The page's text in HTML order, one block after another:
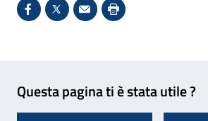
Condividi su Facebook - Sito
X - Sito esterno - Apertura
Invio Mail: apre il
Stampa pagina:
Questa pagina ti è stata utile ?